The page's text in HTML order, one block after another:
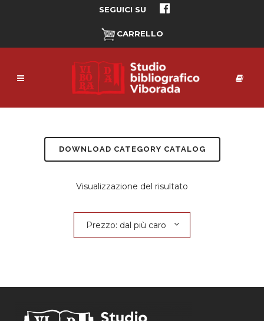
SEGUICI SU
CARRELLO
DOWNLOAD CATEGORY CATALOG
Visualizzazione del risultato
Prezzo: dal più caro